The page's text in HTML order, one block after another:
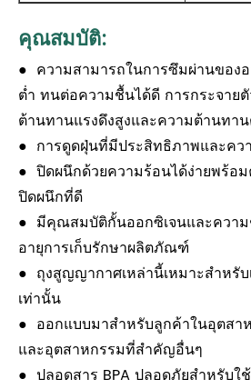
คุณสมบัติ:
● ความสามารถในการซึมผ่านของ
ต่ำ ทนต่อความชื้นได้ดี การกระจาย
ต้านทานแรงดึงสูงและความต้านทาน
● การดูดฝุ่นที่มีประสิทธิภาพและคว
● ปิดผนึกด้วยความร้อนได้ง่ายพร้อ
ปิดผนึกที่ดี
● มีคุณสมบัติกั้นออกซิเจนและความ
อายุการเก็บรักษาผลิตภัณฑ์
● ถุงสูญญากาศเหล่านี้เหมาะสำหรั
เท่านั้น
● ออกแบบมาสำหรับลูกค้าในอุตสา
และอุตสาหกรรมที่สำคัญอื่นๆ
● ปลอดสาร BPA ปลอดภัยสำหรับใ